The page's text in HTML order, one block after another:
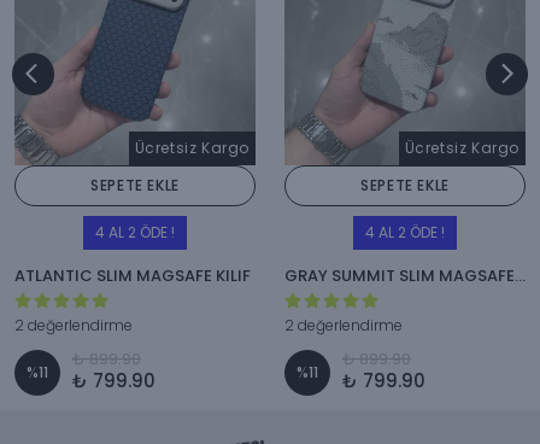
Ücretsiz Kargo
SEPETE EKLE
4 AL 2 ÖDE !
ATLANTIC SLIM MAGSAFE KILIF
2 değerlendirme
%11
₺ 899.90
₺ 799.90
Ücretsiz Kargo
SEPETE EKLE
4 AL 2 ÖDE !
GRAY SUMMIT SLIM MAGSAFE KILIF
2 değerlendirme
%11
₺ 899.90
₺ 799.90